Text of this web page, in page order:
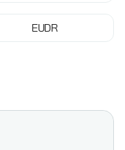
EUDR